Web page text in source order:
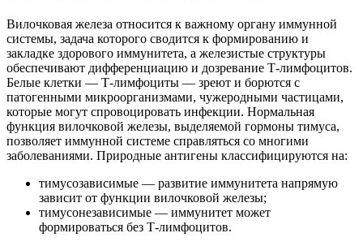
Вилочковая железа относится к важному органу иммунной
системы, задача которого сводится к формированию и
закладке здорового иммунитета, а железистые структуры
обеспечивают дифференциацию и дозревание Т-лимфоцитов.
Белые клетки — Т-лимфоциты — зреют и борются с
патогенными микроорганизмами, чужеродными частицами,
которые могут спровоцировать инфекции. Нормальная
функция вилочковой железы, выделяемой гормоны тимуса,
позволяет иммунной системе справляться со многими
заболеваниями. Природные антигены классифицируются на:
тимусозависимые — развитие иммунитета напрямую
зависит от функции вилочковой железы;
тимусонезависимые — иммунитет может
формироваться без Т-лимфоцитов.